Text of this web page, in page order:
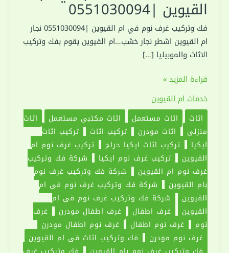
القيوين |0551030094
فك وتركيب غرف نوم في ام القيوين |0551030094 نجار
ام القيوين اشطر نجار خشب…ام القيوين يقوم بفك وتركيب
الاثاث والموبيليا […]
فك
وتركيب
غرف
نوم
في
ام
القيوين
|0551030094
قراءة المزيد »
خدمات ام القيوين
اثاث اثاث مستعمل اثاث مكتبي مستعمل
اثاث
منزلي
اثاث مودرن تركيب اثاث
تركيب اثاث
ايكيا
تركيب اثاث ايكيا حراج
تركيب غرف نوم ام
القيوين
تركيب غرف نوم ايكيا
شركة فك وتركيب
غرف نوم ام القيوين
شركة فك وتركيب غرف نوم
بام القيوين
شركة فك وتركيب غرف نوم فى ام
القيوين
شركة فك وتركيب غرف نوم في ام
القيوين
غرف اطفال غرف اطفال مودرن
غرف
نوم
غرف نوم اطفال
غرف نوم اطفال مودرن
غرف نوم مودرن
فك وتركيب اثاث فى ام القيوين